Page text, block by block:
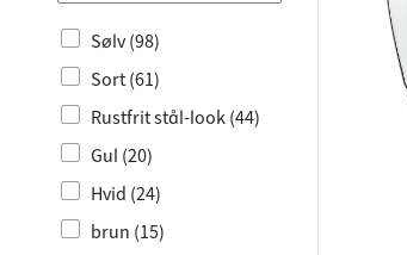
Tilbud (6)
Vinterudsalg (6)
Reservedele Ikea (3)
Væggarderober (6)
Udsalg % (5)
Vægpaneler (1)
Garderobekroge,
Sølv (98)
Sort (61)
Rustfrit stål-look (44)
Gul (20)
Hvid (24)
brun (15)